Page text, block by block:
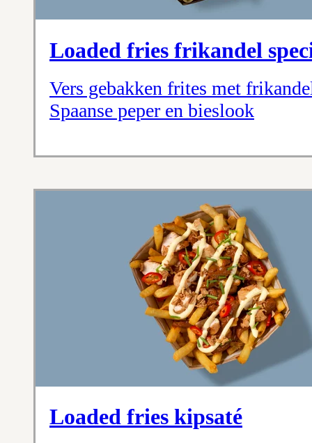
Loaded fries frikandel
Vers gebakken frites met
Spaanse peper en bieslook
Loaded fries kipsaté